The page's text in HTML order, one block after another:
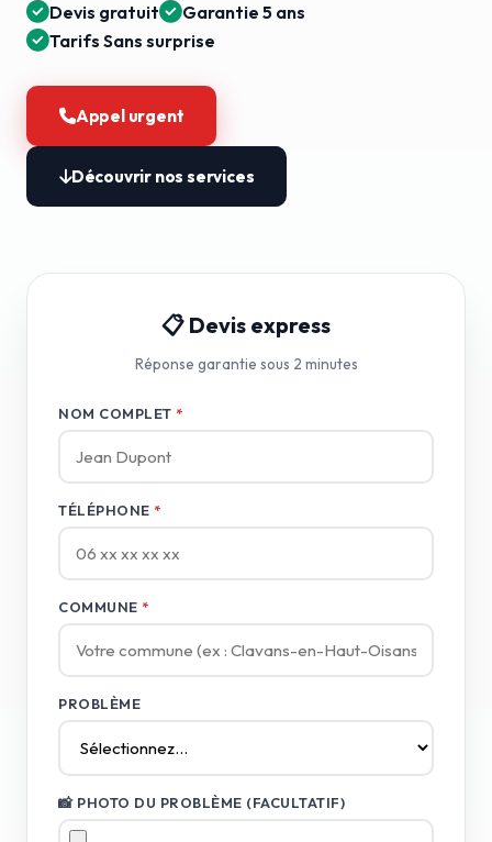
Devis gratuit
Garantie 5 ans
Tarifs Sans surprise
Appel urgent
Découvrir nos services
📋 Devis express
Réponse garantie sous 2 minutes
NOM COMPLET *
TÉLÉPHONE *
COMMUNE *
PROBLÈME
📸 PHOTO DU PROBLÈME (FACULTATIF)